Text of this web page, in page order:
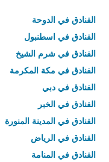
الفنادق في الدوحة
الفنادق في اسطنبول
الفنادق في شرم الشيخ
الفنادق في مكة المكرمة
الفنادق في دبي
الفنادق في الخبر
الفنادق في المدينة المنورة
الفنادق في الرياض
الفنادق في المنامة